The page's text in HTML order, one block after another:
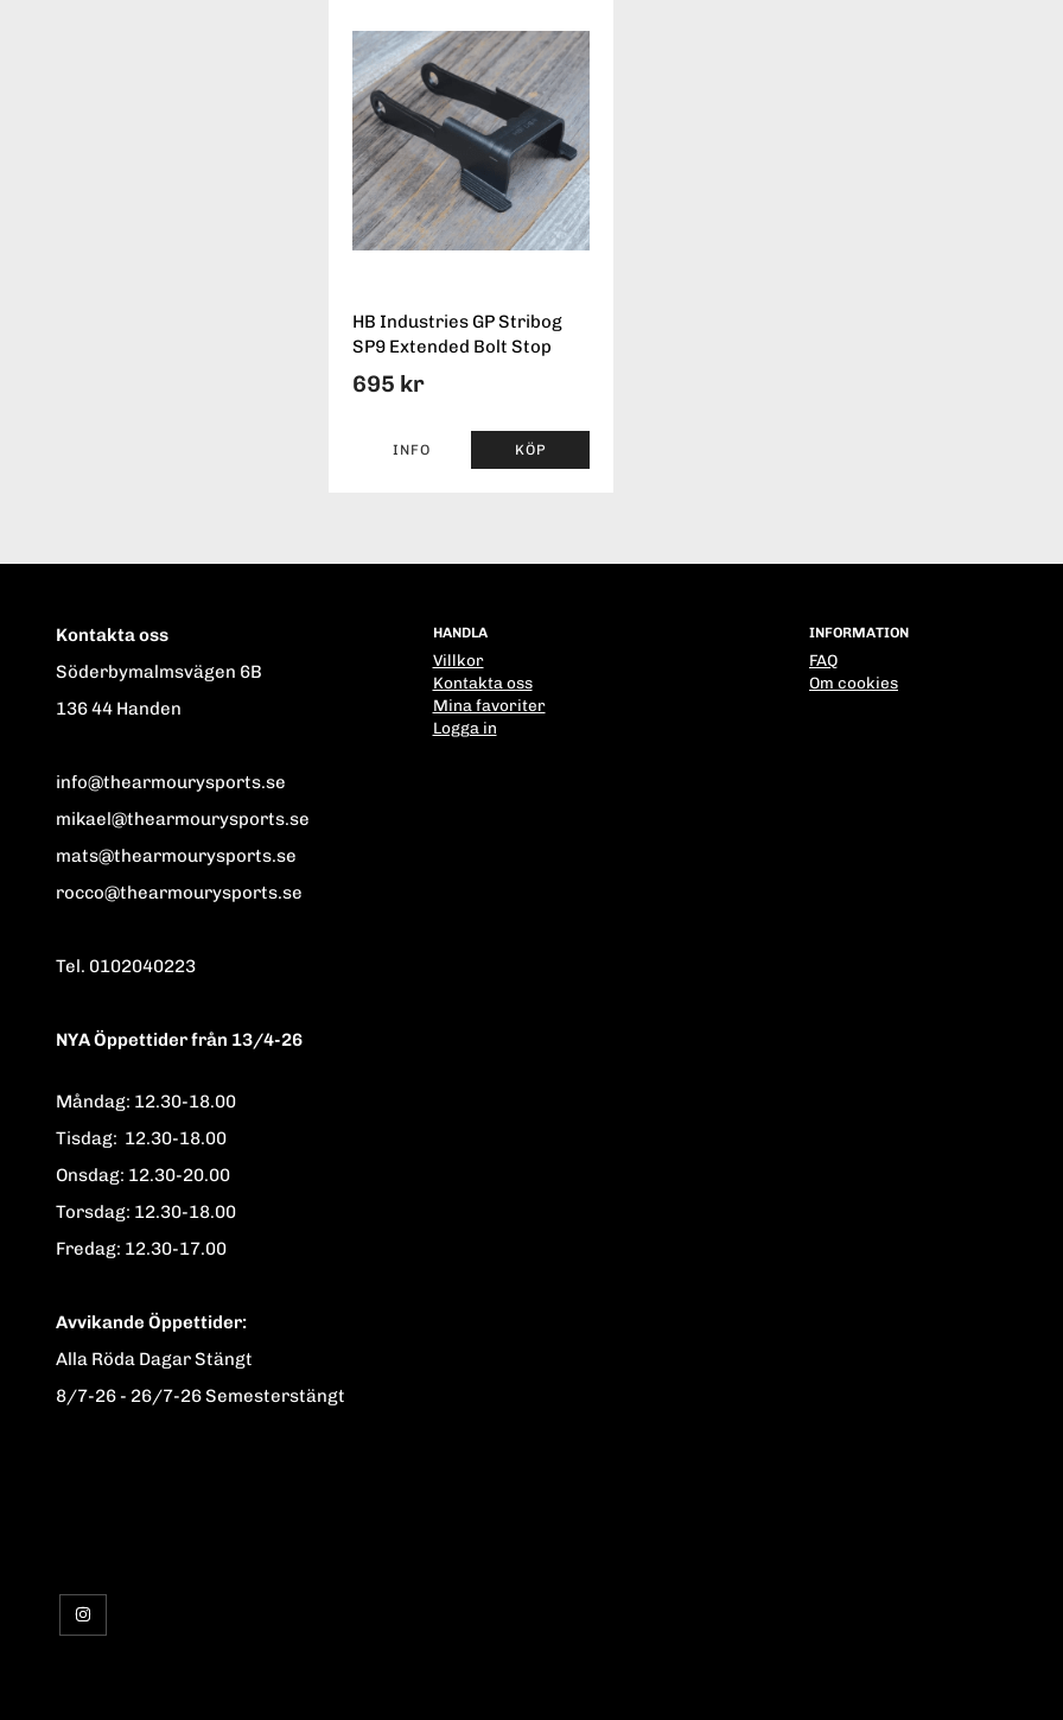
HB Industries GP Stribog
SP9 Extended Bolt Stop
695 kr
INFO KÖP
Kontakta oss
Söderbymalmsvägen 6B
136 44 Handen
info@thearmourysports.se
mikael@thearmourysports.se
mats@thearmourysports.se
rocco@thearmourysports.se
Tel. 0102040223
NYA Öppettider från 13/4-26
Måndag: 12.30-18.00
Tisdag: 12.30-18.00
Onsdag: 12.30-20.00
Torsdag: 12.30-18.00
Fredag: 12.30-17.00
Avvikande Öppettider:
Alla Röda Dagar Stängt
8/7-26 - 26/7-26 Semesterstängt
HANDLA
Villkor
Kontakta oss
Mina favoriter
Logga in
INFORMATION
FAQ
Om cookies